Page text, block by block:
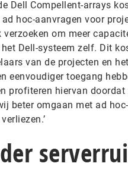
Dell Compellent-arrays
hoc-aanvragen voor
verzoeken om meer
het Dell-systeem zelf. Dit
van de projecten en
eenvoudiger toegang
profiteren hiervan
beter omgaan met ad